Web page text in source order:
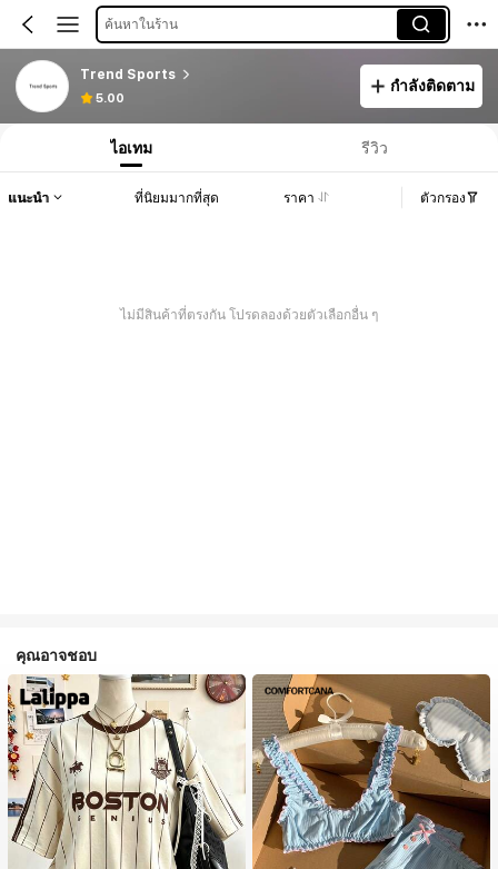
ค้นหาในร้าน
Trend Sports
5.00
กำลังติดตาม
ไอเทม รีวิว
แนะนำ ที่นิยมมากที่สุด ราคา ตัวกรอง
ไม่มีสินค้าที่ตรงกัน โปรดลองด้วยตัวเลือกอื่น ๆ
คุณอาจชอบ